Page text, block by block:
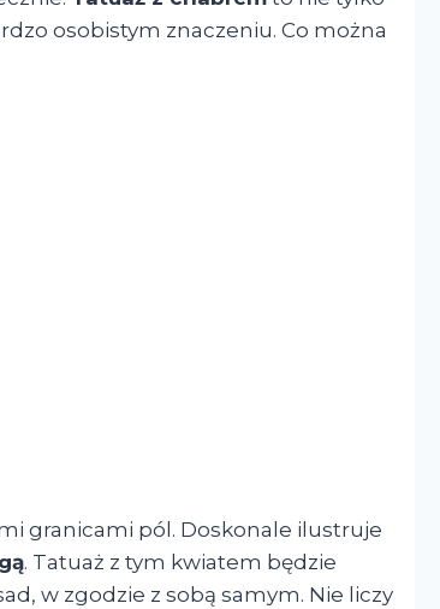
osobistym znaczeniu. Co można
granicami pól. Doskonale ilustruje
. Tatuaż z tym kwiatem będzie
w zgodzie z sobą samym. Nie liczy